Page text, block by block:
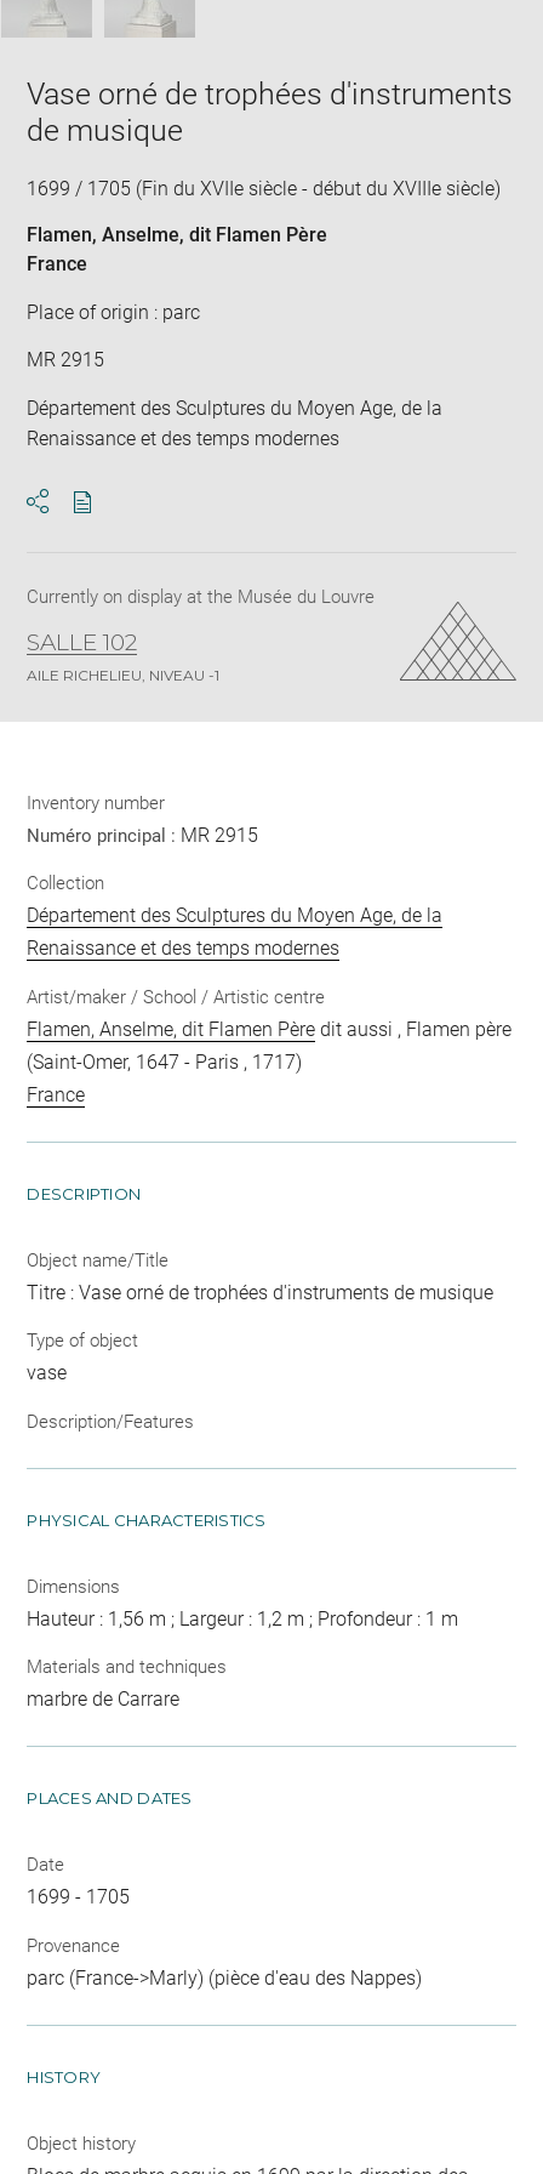
Vase orné de trophées d'instruments
de musique
1699 / 1705 (Fin du XVIIe siècle - début du XVIIIe siècle)
Flamen, Anselme, dit Flamen Père
France
Place of origin : parc
MR 2915
Département des Sculptures du Moyen Age, de la
Renaissance et des temps modernes
Currently on display at the Musée du Louvre
SALLE 102
AILE RICHELIEU, NIVEAU -1
Inventory number
Numéro principal : MR 2915
Collection
Département des Sculptures du Moyen Age, de la
Renaissance et des temps modernes
Artist/maker / School / Artistic centre
Flamen, Anselme, dit Flamen Père dit aussi , Flamen père
(Saint-Omer, 1647 - Paris , 1717)
France
DESCRIPTION
Object name/Title
Titre : Vase orné de trophées d'instruments de musique
Type of object
vase
Description/Features
PHYSICAL CHARACTERISTICS
Dimensions
Hauteur : 1,56 m ; Largeur : 1,2 m ; Profondeur : 1 m
Materials and techniques
marbre de Carrare
PLACES AND DATES
Date
1699 - 1705
Provenance
parc (France->Marly) (pièce d'eau des Nappes)
HISTORY
Object history